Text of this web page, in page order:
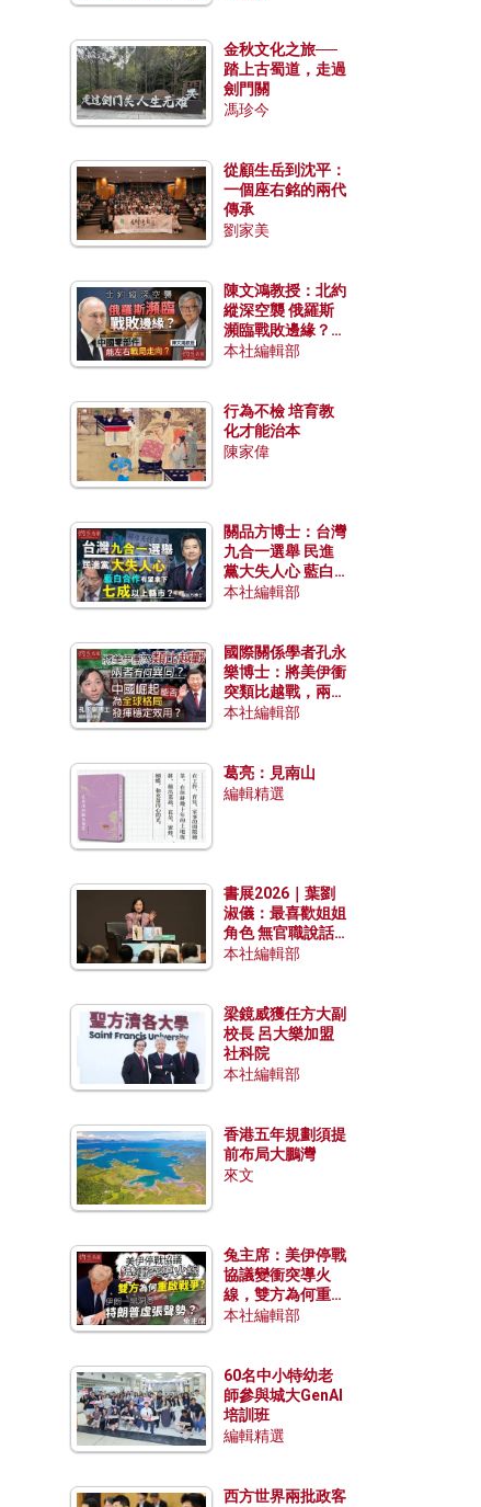
金秋文化之旅──
踏上古蜀道，走過
劍門關
馮珍今
從顧生岳到沈平：
一個座右銘的兩代
傳承
劉家美
陳文鴻教授：北約
縱深空襲 俄羅斯
瀕臨戰敗邊緣？中
國零部件能左右戰
本社編輯部
行為不檢 培育教
化才能治本
陳家偉
關品方博士：台灣
九合一選舉 民進
黨大失人心 藍白
合作有望拿下七成
本社編輯部
國際關係學者孔永
樂博士：將美伊衝
突類比越戰，兩者
有何異同？中國崛
本社編輯部
葛亮：見南山
編輯精選
書展2026｜葉劉
淑儀：最喜歡姐姐
角色 無官職說話
包袱少
本社編輯部
梁鏡威獲任方大副
校長 呂大樂加盟
社科院
本社編輯部
香港五年規劃須提
前布局大鵬灣
來文
兔主席：美伊停戰
協議變衝突導火
線，雙方為何重啟
戰爭？伊朗一早洞
本社編輯部
60名中小特幼老
師參與城大GenAI
培訓班
編輯精選
西方世界兩批政客